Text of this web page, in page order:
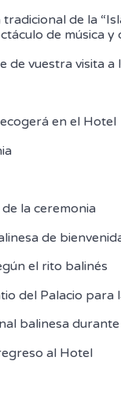
de la
de música
vuestra visita a
en el Hotel
la ceremonia
de
el rito balinés
del Palacio para
balinesa durante
al Hotel